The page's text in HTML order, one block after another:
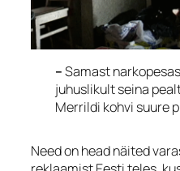
–Samast
juhuslikult seina
Merrildi kohvi suure
Need on head näited